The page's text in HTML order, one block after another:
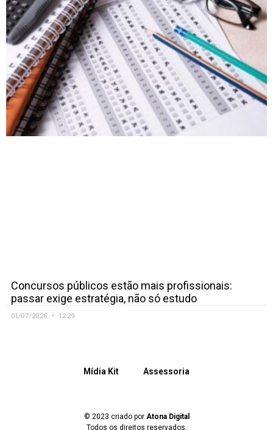
Concursos públicos estão mais profissionais:
passar exige estratégia, não só estudo
01/07/2026 12:29
Mídia Kit Assessoria
© 2023 criado por Atona Digital
Todos os direitos reservados.